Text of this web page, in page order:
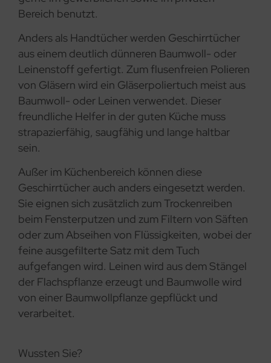
Bereich benutzt.
Anders als Handtücher werden Geschirrtücher
aus einem deutlich dünneren Baumwoll- oder
Leinenstoff gefertigt. Zum flusenfreien Polieren
von Gläsern wird ein Gläserpoliertuch meist aus
Baumwoll- oder Leinen verwendet. Dieser
freundliche Helfer in der guten Küche muss
strapazierfähig, saugfähig und lange haltbar
sein.
Außer im Küchenbereich können diese
Geschirrtücher auch anders eingesetzt werden.
Sie eignen sich zusätzlich zum Trockenreiben
beim Fensterputzen und zum Filtern von Säften
oder zum Abseihen von Flüssigkeiten, wobei der
feine ausgefilterte Satz mit dem Tuch
aufgefangen wird. Leinen wird aus dem Stängel
der Flachspflanze erzeugt und Baumwolle wird
von einer Baumwollpflanze gepflückt und
verarbeitet.
Wussten Sie?